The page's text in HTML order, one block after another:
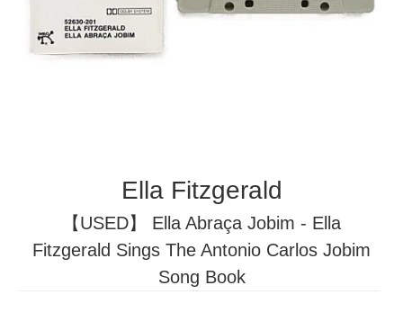
Ella Fitzgerald
【USED】 Ella Abraça Jobim - Ella
Fitzgerald Sings The Antonio Carlos Jobim
Song Book